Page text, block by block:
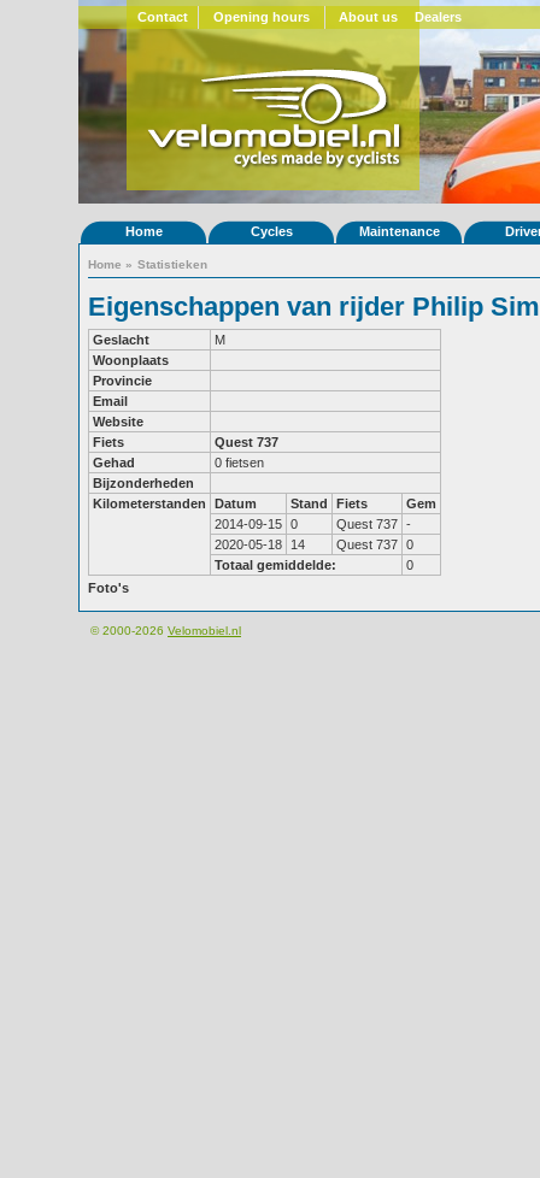
Contact Opening hours About us Dealers
Home Cycles Maintenance
Home » Statistieken
Eigenschappen van rijder Philip
Geslacht
M
Woonplaats
Provincie
Email
Website
Fiets
Quest 737
Gehad
0 fietsen
Bijzonderheden
Kilometerstanden
Datum Stand Fiets
Gem
2014-09-15 0 Quest 737 -
2020-05-18
14 Quest 737 0
Totaal gemiddelde:
0
Foto's
© 2000-2026 Velomobiel.nl